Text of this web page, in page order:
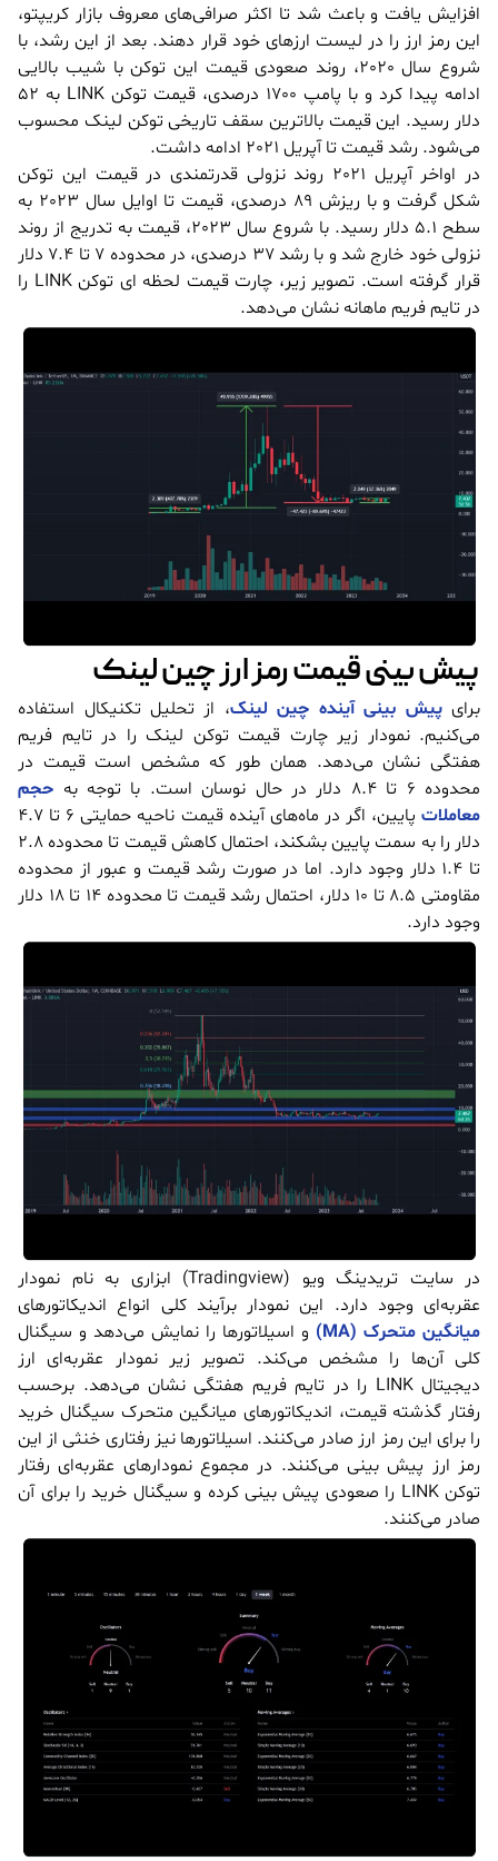
افزایش یافت و باعث شد تا اکثر صرافی‌های معروف بازار کریپتو،
این رمز ارز را در لیست ارزهای خود قرار دهند. بعد از این رشد، با
شروع سال 2020، روند صعودی قیمت این توکن با شیب بالایی
ادامه پیدا کرد و با پامپ 1700 درصدی، قیمت توکن LINK به 52
دلار رسید. این قیمت بالاترین سقف تاریخی توکن لینک محسوب
می‌شود. رشد قیمت تا آپریل 2021 ادامه داشت.
در اواخر آپریل 2021 روند نزولی قدرتمندی در قیمت این توکن
شکل گرفت و با ریزش 89 درصدی، قیمت تا اوایل سال 2023 به
سطح 5.1 دلار رسید. با شروع سال 2023، قیمت به تدریج از روند
نزولی خود خارج شد و با رشد 37 درصدی، در محدوده 7 تا 7.4 دلار
قرار گرفته است. تصویر زیر، چارت قیمت لحظه ای توکن LINK را
در تایم فریم ماهانه نشان می‌دهد.
پیش بینی قیمت رمز ارز چین لینک
برای پیش بینی آینده چین لینک، از تحلیل تکنیکال استفاده
می‌کنیم. نمودار زیر چارت قیمت توکن لینک را در تایم فریم
هفتگی نشان می‌دهد. همان طور که مشخص است قیمت در
محدوده 6 تا 8.4 دلار در حال نوسان است. با توجه به
حجم
معاملات
پایین، اگر در ماه‌های آینده قیمت ناحیه حمایتی 6 تا 4.7
دلار را به سمت پایین بشکند، احتمال کاهش قیمت تا محدوده 2.8
تا 1.4 دلار وجود دارد. اما در صورت رشد قیمت و عبور از محدوده
مقاومتی 8.5 تا 10 دلار، احتمال رشد قیمت تا محدوده 14 تا 18 دلار
وجود دارد.
در سایت تریدینگ ویو (Tradingview) ابزاری به نام نمودار
عقربه‌ای وجود دارد. این نمودار برآیند کلی انواع اندیکاتورهای
میانگین متحرک (MA)
و اسیلاتورها را نمایش می‌دهد و سیگنال
کلی آن‌ها را مشخص می‌کند. تصویر زیر نمودار عقربه‌ای ارز
دیجیتال LINK را در تایم فریم هفتگی نشان می‌دهد. برحسب
رفتار گذشته قیمت، اندیکاتورهای میانگین متحرک سیگنال خرید
را برای این رمز ارز صادر می‌کنند. اسیلاتورها نیز رفتاری خنثی از این
رمز ارز پیش بینی می‌کنند. در مجموع نمودارهای عقربه‌ای رفتار
توکن LINK را صعودی پیش بینی کرده و سیگنال خرید را برای آن
صادر می‌کنند.